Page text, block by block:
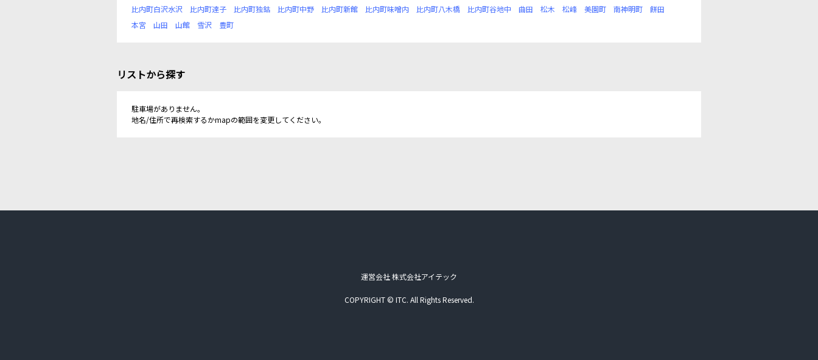
比内町白沢水沢
比内町達子 比内町独鈷 比内町中野 比内町新館 比内町味噌内 比内町八木橋 比内町谷地中 曲田 松木 松峰 美園町 南神明町
餅田
本宮
山田 山館 雪沢 豊町
リストから探す
駐車場がありません。
地名/住所で再検索するかmapの範囲を変更してください。
運営会社 株式会社アイテック
COPYRIGHT © ITC. All Rights Reserved.